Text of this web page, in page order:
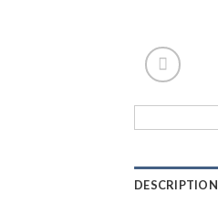
DESCRIPTION